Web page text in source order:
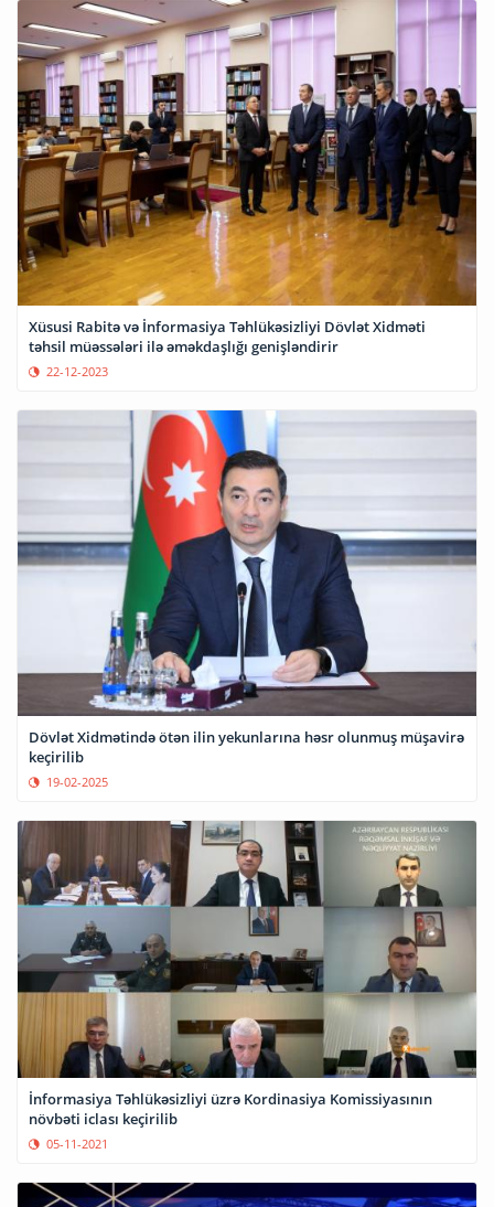
Xüsusi Rabitə və İnformasiya Təhlükəsizliyi Dövlət Xidməti
təhsil müəssələri ilə əməkdaşlığı genişləndirir
22-12-2023
Dövlət Xidmətində ötən ilin yekunlarına həsr olunmuş müşavirə
keçirilib
19-02-2025
İnformasiya Təhlükəsizliyi üzrə Kordinasiya Komissiyasının
növbəti iclası keçirilib
05-11-2021